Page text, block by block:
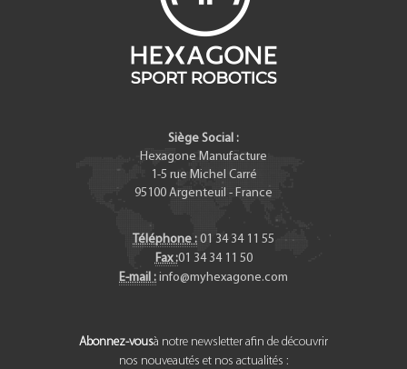
Siège Social :
Hexagone Manufacture
1-5 rue Michel Carré
95100 Argenteuil - France
Téléphone : 01 34 34 11 55
Fax :01 34 34 11 50
E-mail : info@myhexagone.com
Abonnez-vousà notre newsletter afin de découvrir
nos nouveautés et nos actualités :